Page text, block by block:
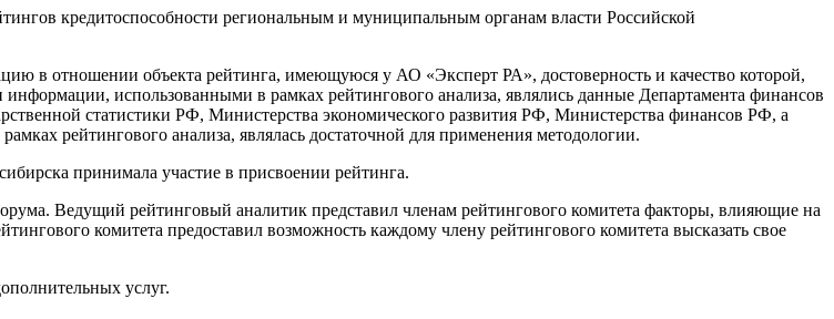
кредитоспособности региональным и муниципальным органам власти Российской
в отношении объекта рейтинга, имеющуюся у АО «Эксперт РА», достоверность и качество которой,
использованными в рамках рейтингового анализа, являлись данные Департамента финансов
статистики РФ, Министерства экономического развития РФ, Министерства финансов РФ, а
рейтингового анализа, являлась достаточной для применения методологии.
принимала участие в присвоении рейтинга.
Ведущий рейтинговый аналитик представил членам рейтингового комитета факторы, влияющие на
комитета предоставил возможность каждому члену рейтингового комитета высказать свое
услуг.